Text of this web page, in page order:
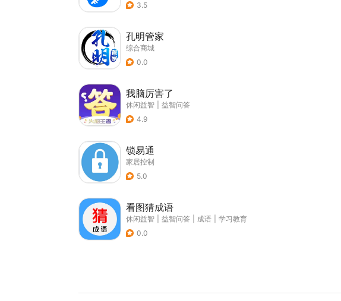
3.5
孔明管家
综合商城
0.0
我脑厉害了
休闲益智
益智问答
4.9
锁易通
家居控制
5.0
看图猜成语
休闲益智 益智问答 成语
学习教育
0.0